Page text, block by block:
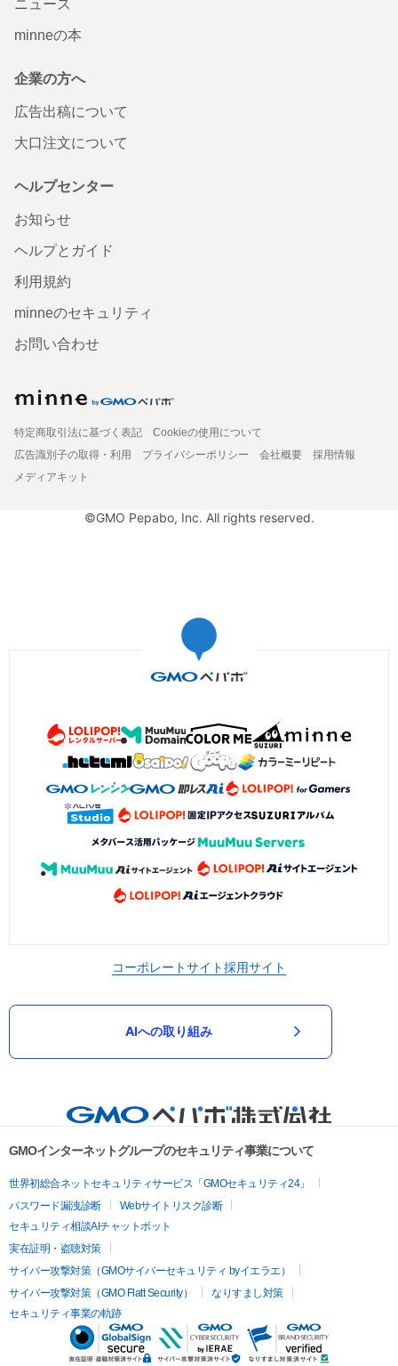
ニュース
minneの本
企業の方へ
広告出稿について
大口注文について
ヘルプセンター
お知らせ
ヘルプとガイド
利用規約
minneのセキュリティ
お問い合わせ
特定商取引法に基づく表記
Cookieの使用について
広告識別子の取得・利用
プライバシーポリシー 会社概要
採用情報
メディアキット
©GMO Pepabo, Inc. All rights reserved.
コーポレートサイト採用サイト
AIへの取り組み
GMOインターネットグループのセキュリティ事業について
世界初総合ネットセキュリティサービス「GMOセキュリティ24」
パスワード漏洩診断
Webサイトリスク診断
セキュリティ相談AIチャットボット
実在証明・盗聴対策
サイバー攻撃対策（GMOサイバーセキュリティ byイエラエ）
サイバー攻撃対策（GMO Flatt Security）
なりすまし対策
セキュリティ事業の軌跡